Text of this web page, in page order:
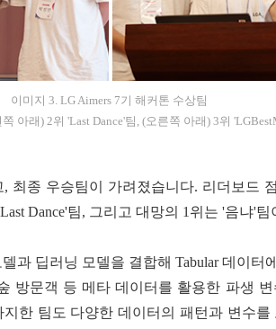
이미지 3. LG Aimers 7기 해커톤 수상팀
아래) 2위 'Last Dance'팀, (오른쪽 아래) 3위
최종 우승팀이 가려졌습니다. 리더보드
Dance'팀, 그리고 대망의 1위는 '음냐'
과 딥러닝 모델을 결합해 Tabular 데이터
방문객 등 메타 데이터를 활용한 파생
한 팀도 다양한 데이터의 패턴과 변수